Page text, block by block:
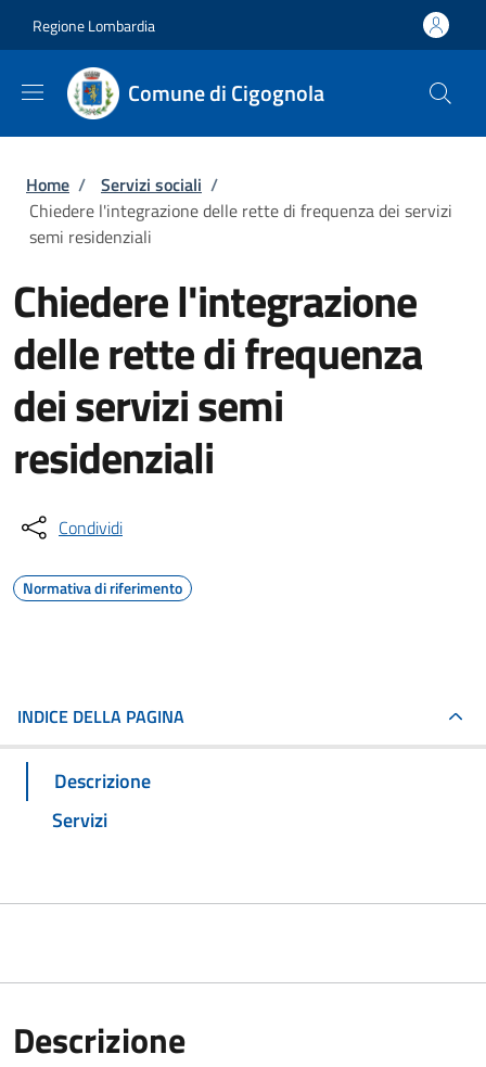
Regione Lombardia
Comune di Cigognola
Briciole di pane
Home / Servizi sociali /
Chiedere l'integrazione delle rette di frequenza dei servizi
semi residenziali
Chiedere l'integrazione
delle rette di frequenza
dei servizi semi
residenziali
Condividi
Normativa di riferimento
INDICE DELLA PAGINA
Descrizione
Servizi
Descrizione